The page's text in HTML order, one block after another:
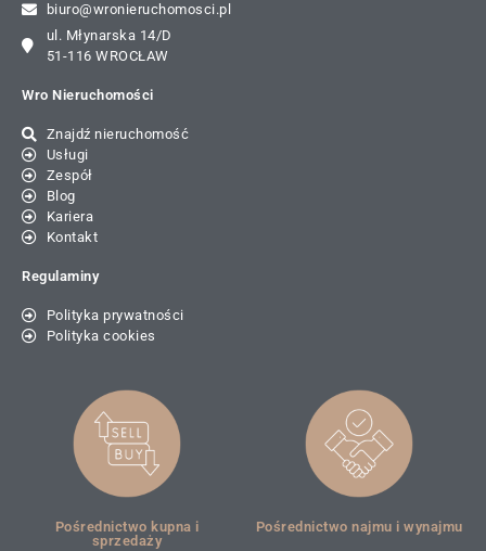
biuro@wronieruchomosci.pl
ul. Młynarska 14/D
51-116 WROCŁAW
Wro Nieruchomości
Znajdź nieruchomość
Usługi
Zespół
Blog
Kariera
Kontakt
Regulaminy
Polityka prywatności
Polityka cookies
Pośrednictwo kupna i
sprzedaży
Pośrednictwo najmu i wynajmu